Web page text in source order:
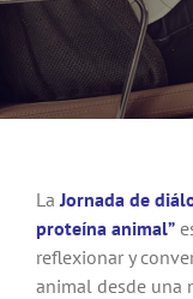
Noticias
Hazte Socio
Contactar
LaJornada de
proteína animal”
reflexionar y
animal desde una